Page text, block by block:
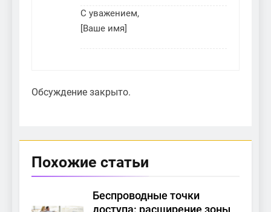
С уважением,
[Ваше имя]
Обсуждение закрыто.
Похожие статьи
Беспроводные точки